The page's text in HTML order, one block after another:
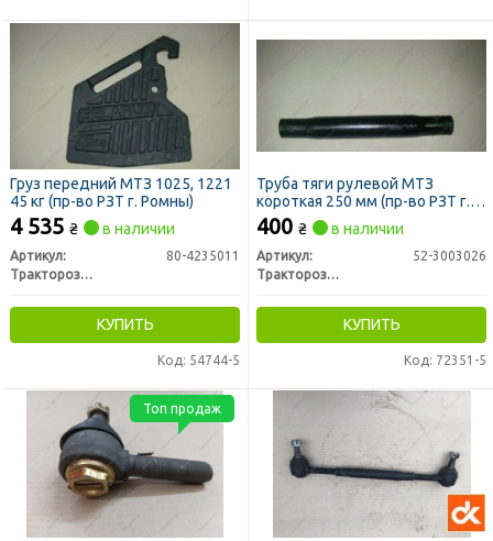
Груз передний МТЗ 1025, 1221
45 кг (пр-во РЗТ г. Ромны)
4 535 ₴ в наличии
Артикул:
80-4235011
Тракторозапчасть г. Ромны
КУПИТЬ
Код: 54744-5
Труба тяги рулевой МТЗ
короткая 250 мм (пр-во РЗТ г.
Ромны)
400 ₴ в наличии
Артикул:
52-3003026
Тракторозапчасть г. Ромны
КУПИТЬ
Код: 72351-5
Топ продаж